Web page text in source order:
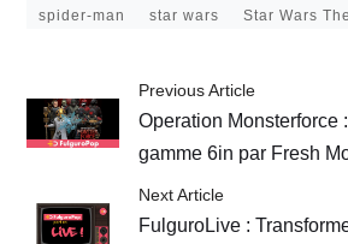
spider-man
star wars Star Wars
Previous Article
Operation Monsterforce
gamme 6in par Fresh
Next Article
FulguroLive :